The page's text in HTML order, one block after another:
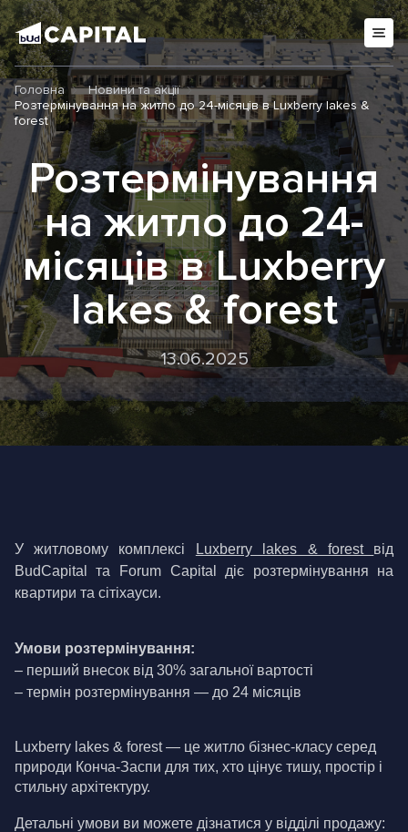
Головна
Новини та акції
Розтермінування на житло до 24-місяців в Luxberry lakes &
forest
Розтермінування
на житло до 24-
місяців в Luxberry
lakes & forest
13.06.2025
У житловому комплексі Luxberry lakes & forest
від
BudCapital та Forum Capital діє розтермінування на
квартири та сітіхауси.
Умови розтермінування:
– перший внесок від 30% загальної вартості
– термін розтермінування — до 24 місяців
Luxberry lakes & forest — це житло бізнес-класу серед
природи Конча-Заспи для тих, хто цінує тишу, простір і
стильну архітектуру.
Детальні умови ви можете дізнатися у відділі продажу: